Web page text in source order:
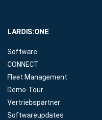
LARDIS:ONE
Software
CONNECT
Fleet Management
Demo-Tour
Vertriebspartner
Softwareupdates